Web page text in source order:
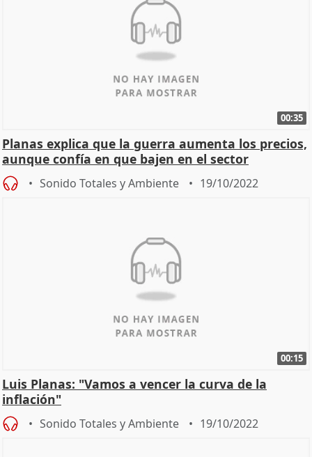
00:35
Planas explica que la guerra aumenta los precios,
aunque confía en que bajen en el sector
Sonido Totales y Ambiente 19/10/2022
00:15
Luis Planas: "Vamos a vencer la curva de la
inflación"
Sonido Totales y Ambiente 19/10/2022